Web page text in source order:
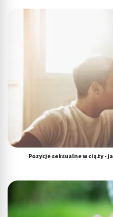
Pozycje seksualne w ciąży -